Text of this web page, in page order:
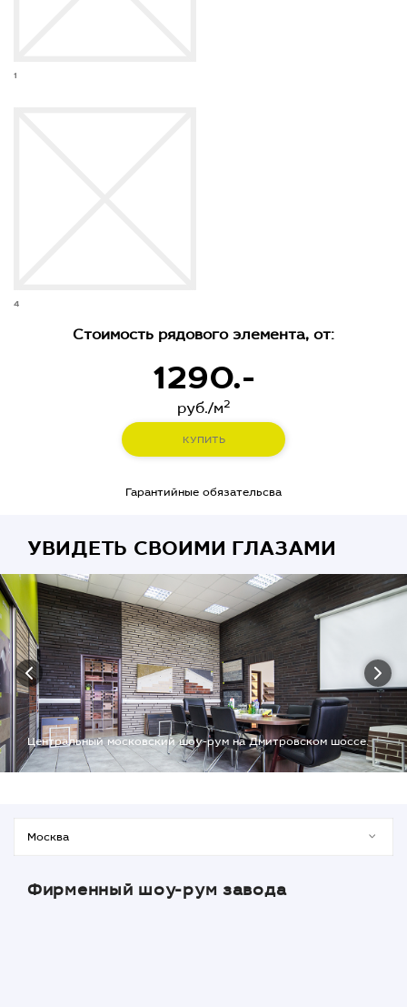
1
4
Стоимость рядового элемента, от:
1290.-
руб./м2
КУПИТЬ
Гарантийные обязательсва
УВИДЕТЬ СВОИМИ ГЛАЗАМИ
Центральный московский шоу-рум на Дмитровском шоссе.
Фирменный шоу-рум завода